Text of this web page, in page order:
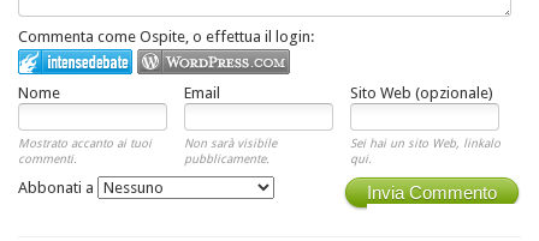
Commenta come Ospite, o effettua il login:
Nome Email Sito Web (opzionale)
Mostrato accanto ai tuoi
commenti.
Non sarà visibile
pubblicamente.
Sei hai un sito Web, linkalo
qui.
Invia Commento
Abbonati a